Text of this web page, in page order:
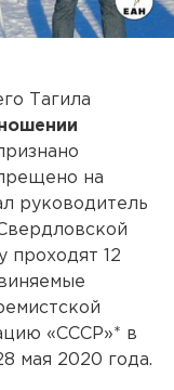
Тагила
на
руководитель
проходят 12
«СССР»* в
мая 2020 года.